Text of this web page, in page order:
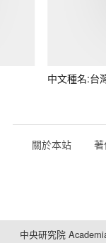
中文種名:台
關於本站
中央研究院